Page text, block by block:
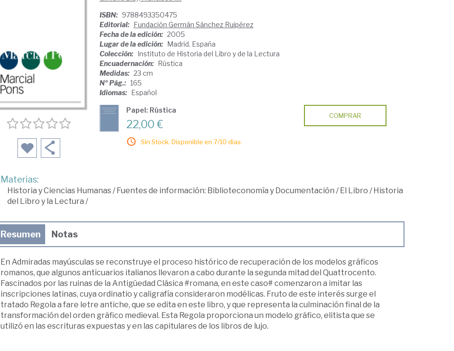
ISBN: 9788493350475
Editorial: Fundación Germán Sánchez Ruipérez
Fecha de la edición: 2005
Lugar de la edición: Madrid. España
Colección: Instituto de Historia del Libro y de la Lectura
Encuadernación: Rústica
Medidas: 23 cm
Nº Pág.: 165
Idiomas: Español
Papel: Rústica
22,00 €
Sin Stock. Disponible en 7/10 días.
COMPRAR
Materias:
Historia y Ciencias Humanas/Fuentes de información: Biblioteconomía y Documentación /El Libro /Historia
del Libro y la Lectura /
Resumen Notas
En Admiradas mayúsculas se reconstruye el proceso histórico de recuperación de los modelos gráficos
romanos, que algunos anticuarios italianos llevaron a cabo durante la segunda mitad del Quattrocento.
Fascinados por las ruinas de la Antigüedad Clásica #romana, en este caso# comenzaron a imitar las
inscripciones latinas, cuya ordinatio y caligrafía consideraron modélicas. Fruto de este interés surge el
tratado Regola a fare letre antiche, que se edita en este libro, y que representa la culminación final de la
transformación del orden gráfico medieval. Esta Regola proporciona un modelo gráfico, elitista que se
utilizó en las escrituras expuestas y en las capitulares de los libros de lujo.